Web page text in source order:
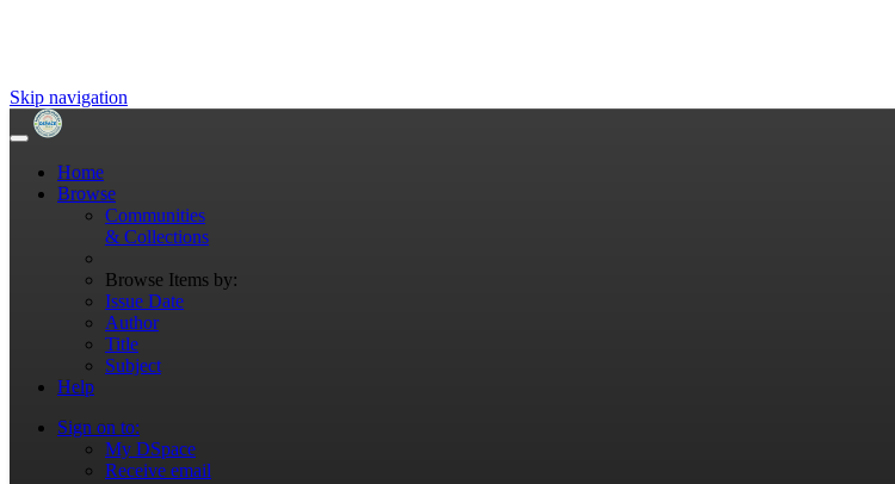
Skip navigation
Home
Browse
Communities
& Collections
Browse Items by:
Issue Date
Author
Title
Subject
Help
Sign on to:
My DSpace
Receive email